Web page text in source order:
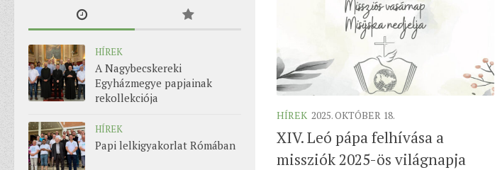
HÍREK 2025. OKTÓBER 18.
XIV. Leó pápa felhívása a
missziók 2025-ös világnapja
HÍREK
A Nagybecskereki
Egyházmegye papjainak
rekollekciója
HÍREK
Papi lelkigyakorlat Rómában